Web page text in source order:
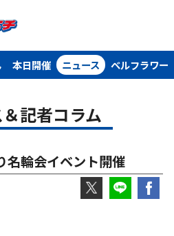
本日開催 ニュース ベルフラワー
記者コラム
名輪会イベント開催